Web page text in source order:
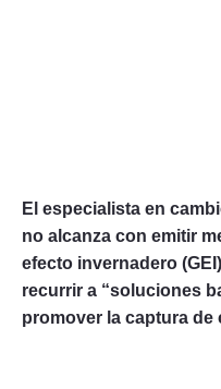
El especialista en
no alcanza con emitir
efecto invernadero
recurrir a “soluciones
promover la captura de